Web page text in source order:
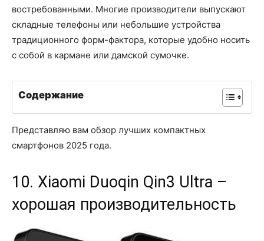
востребованными. Многие производители выпускают
складные телефоны или небольшие устройства
традиционного форм-фактора, которые удобно носить
с собой в кармане или дамской сумочке.
Содержание
Представляю вам обзор лучших компактных
смартфонов 2025 года.
10. Xiaomi Duoqin Qin3 Ultra –
хорошая производительность